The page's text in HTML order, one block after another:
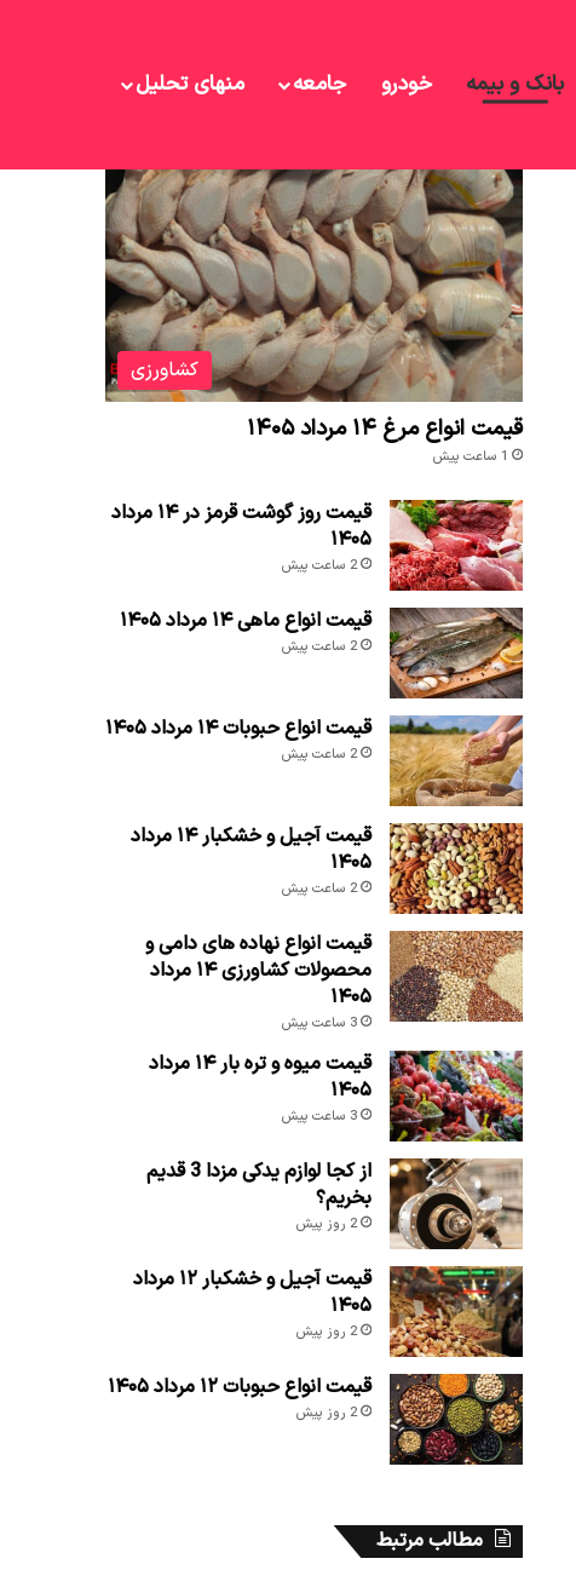
بانک و بیمه خودرو جامعه منهای تحلیل
کشاورزی
قیمت انواع مرغ ۱۴ مرداد ۱۴۰۵
1 ساعت پیش
قیمت روز گوشت قرمز در ۱۴ مرداد
۱۴۰۵
2 ساعت پیش
قیمت انواع ماهی ۱۴ مرداد ۱۴۰۵
2 ساعت پیش
قیمت انواع حبوبات ۱۴ مرداد ۱۴۰۵
2 ساعت پیش
قیمت آجیل و خشکبار ۱۴ مرداد
۱۴۰۵
2 ساعت پیش
قیمت انواع نهاده های دامی و
محصولات کشاورزی ۱۴ مرداد
۱۴۰۵
3 ساعت پیش
قیمت میوه و تره بار ۱۴ مرداد
۱۴۰۵
3 ساعت پیش
از کجا لوازم یدکی مزدا 3 قدیم
بخریم؟
2 روز پیش
قیمت آجیل و خشکبار ۱۲ مرداد
۱۴۰۵
2 روز پیش
قیمت انواع حبوبات ۱۲ مرداد ۱۴۰۵
2 روز پیش
مطالب مرتبط